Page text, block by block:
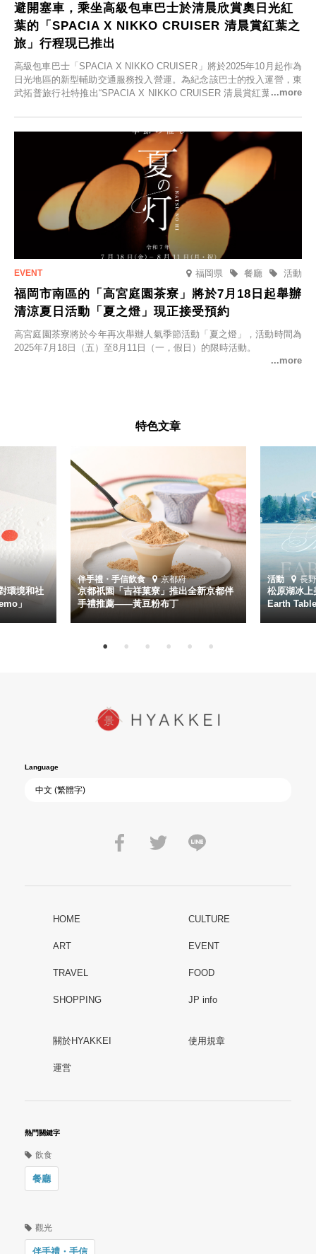
避開塞車，乘坐高級包車巴士於清晨欣賞奧日光紅
葉的「SPACIA X NIKKO CRUISER 清晨賞紅葉之
旅」行程現已推出
高級包車巴士「SPACIA X NIKKO CRUISER」將於2025年10月起作為
日光地區的新型輔助交通服務投入營運。為紀念該巴士的投入運營，東
武拓普旅行社特推出“SPACIA X NIKKO CRUISER 清晨賞紅葉之旅”，
福岡県 活動
餐廳
福岡市南區的「高宮庭園茶寮」將於7月18日起舉辦
清涼夏日活動「夏之燈」現正接受預約
高宮庭園茶寮將於今年再次舉辦人氣季節活動「夏之燈」，活動時間為
2025年7月18日（五）至8月11日（一，假日）的限時活動。
特色文章
環境和社
」
伴手禮・手信飲食 京都府
京都祇園「吉祥菓寮」推出全新京都伴
手禮推薦——黃豆粉布丁
活動 長
松原湖冰
Earth
Language
HOME CULTURE
ART EVENT
TRAVEL FOOD
SHOPPING JP info
關於HYAKKEI 使用規章
運営
熱門關鍵字
飲食
餐廳
觀光
伴手禮・手信